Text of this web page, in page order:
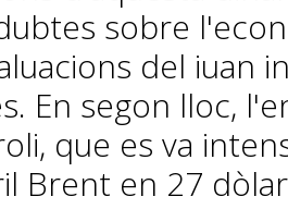
sobre
del iuan
En segon lloc,
que es va
Brent en 27